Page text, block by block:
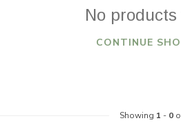
No products
CONTINUE
Showing 1 - 0